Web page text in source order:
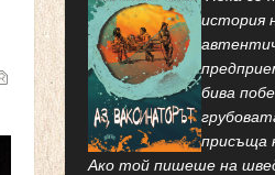
история
бива
присъща
Ако той пишеше на